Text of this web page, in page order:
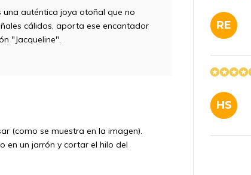
una auténtica joya otoñal que no
cálidos, aporta ese encantador
"Jacqueline".
(como se muestra en la imagen).
en un jarrón y cortar el hilo del
RE
HS